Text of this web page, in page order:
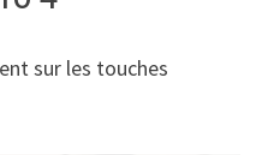
sur les touches